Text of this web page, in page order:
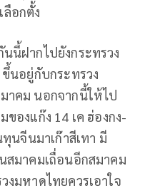
อกตั้ง
นี้ฝากไปยังกระทรวง
นอยู่กับกระทรวง
าคม นอกจากนี้ให้ไป
องแก๊ง 14 เค ฮ่องกง-
นจีนมาเก๊าสีเทา มี
สมาคมเถื่อนอีกสมาคม
งมหาดไทยควรเอาใจ